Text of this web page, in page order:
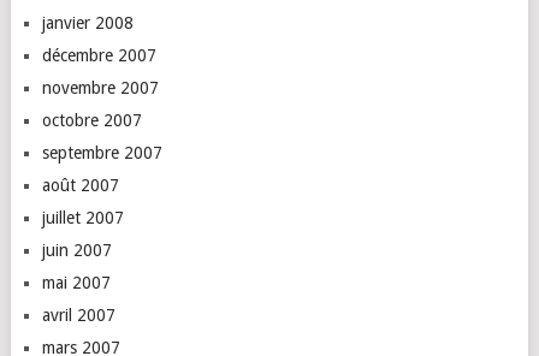
janvier 2008
décembre 2007
novembre 2007
octobre 2007
septembre 2007
août 2007
juillet 2007
juin 2007
mai 2007
avril 2007
mars 2007